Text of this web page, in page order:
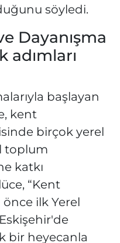
söyledi.
Dayanışma
adımları
başlayan
kent
birçok yerel
toplum
katkı
“Kent
ilk Yerel
bir heyecanla